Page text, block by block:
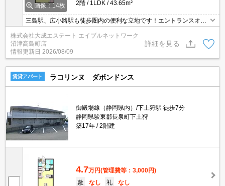
画像：14枚 2階 1LDK 43.65m²
三島駅、広小路駅も徒歩圏内の便利な立地です！エントランスオー
トロック、防犯カメラ、宅配BOX,専用ゴミ置き場、インターネット
無料です！個人契約の場合、礼金、更新料不要です！
株式会社大成エステート エイブルネットワーク
沼津高島町店
情報更新日 2026/08/09
詳細を見る
賃貸アパート ラコリンヌ ダボンドンス
御殿場線（静岡県内）/下土狩駅 徒歩7分
静岡県駿東郡長泉町下土狩
築17年
2階建
4.7万円(管理費等：3,000円)
敷
なし 礼
なし